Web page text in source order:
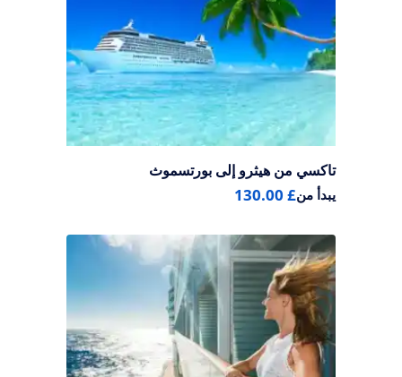
تاكسي من هيثرو إلى بورتسموث
يبدأ من£ 130.00